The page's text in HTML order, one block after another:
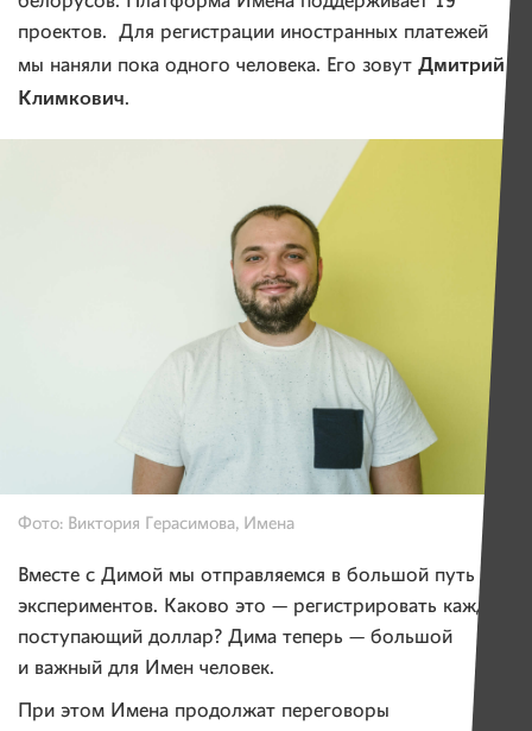
проектов. Для регистрации иностранных платежей
мы наняли пока одного человека. Его зовут Дмитрий
Климкович.
Фото: Виктория Герасимова, Имена
Вместе с Димой мы отправляемся в большой путь
экспериментов. Каково это — регистрировать каждый
поступающий доллар? Дима теперь — большой
и важный для Имен человек.
При этом Имена продолжат переговоры